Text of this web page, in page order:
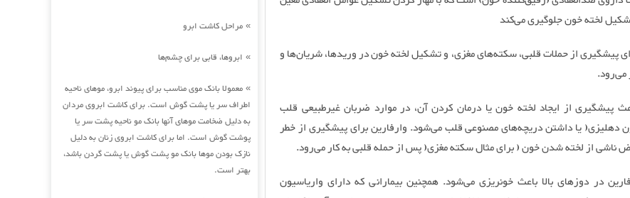
» مراحل کاشت ابرو
» ابروها، قابی برای چشم‌ها
» معمولا بانک موی مناسب برای پیوند ابرو، موهای ناحیه
اطراف سر یا پشت گوش است. برای کاشت ابروی مردان
به دلیل ضخامت موهای آنها بانک مو ناحیه پشت سر یا
پوشت گوش است. اما برای کاشت ابروی زنان به دلیل
نازک بودن موها بانک مو پشت گوش یا پشت گردن باشد،
بهتر است.
لخته خون جلوگیری می‌کند
پیشگیری از حملات قلبی، سکته‌های مغزی، و تشکیل لخته خون در وریدها، شریان‌ها و
می‌رود.
پیشگیری از ایجاد لخته خون یا درمان کردن آن، در موارد ضربان غیرطبیعی قلب
دهلیزی( یا داشتن دریچه‌های مصنوعی قلب می‌شود. وارفارین برای پیشگیری از خطر
ناشی از لخته شدن خون ( برای مثال سکته مغزی( پس از حمله قلبی به کار می‌رود.
در دوزهای بالا باعث خونریزی می‌شود. همچنین بیمارانی که دارای واریاسیون